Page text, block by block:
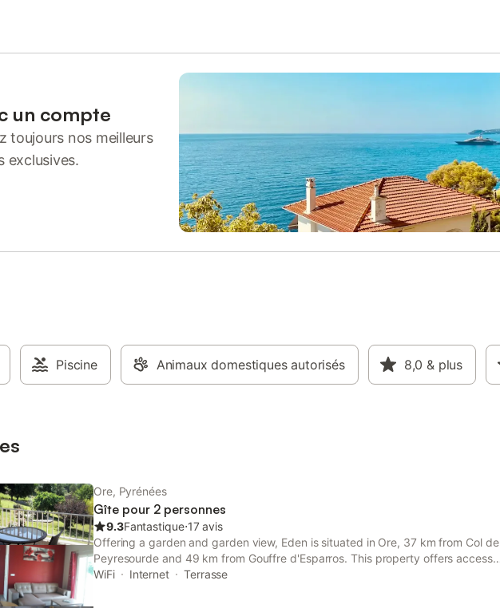
un compte
toujours nos meilleurs
exclusives.
Piscine Animaux domestiques autorisés 8,0 & plus
Ore, Pyrénées
Gîte pour 2 personnes
9.3Fantastique⋅17 avis
Offering a garden and garden view, Eden is situated in Ore, 37 km from Col de
Peyresourde and 49 km from Gouffre d'Esparros. This property offers access
to a balcony, free private parking and free WiFi.
WiFi Internet Terrasse